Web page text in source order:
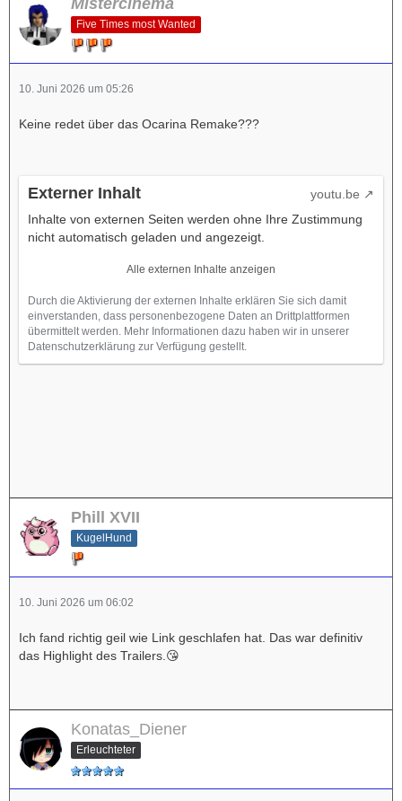
Mistercinema
Five Times most Wanted
10. Juni 2026 um 05:26
Keine redet über das Ocarina Remake???
Externer Inhalt
youtu.be
Inhalte von externen Seiten werden ohne Ihre Zustimmung
nicht automatisch geladen und angezeigt.
Alle externen Inhalte anzeigen
Durch die Aktivierung der externen Inhalte erklären Sie sich damit
einverstanden, dass personenbezogene Daten an Drittplattformen
übermittelt werden. Mehr Informationen dazu haben wir in unserer
Datenschutzerklärung zur Verfügung gestellt.
Phill XVII
KugelHund
10. Juni 2026 um 06:02
Ich fand richtig geil wie Link geschlafen hat. Das war definitiv
das Highlight des Trailers.😘
Konatas_Diener
Erleuchteter